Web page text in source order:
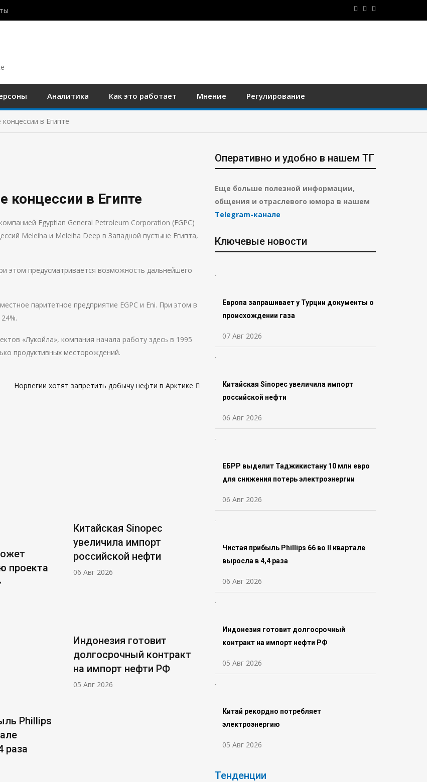
Аналитика Как это работает Мнение Регулирование
в Египте
концессии в Египте
Egyptian General Petroleum Corporation (EGPC)
Meleiha и Meleiha Deep в Западной пустыне Египта,
этом предусматривается возможность дальнейшего
паритетное предприятие EGPC и Eni. При этом в
«Лукойла», компания начала работу здесь в 1995
продуктивных месторождений.
Норвегии хотят запретить добычу нефти в Арктике
проекта
Китайская Sinopec
увеличила импорт
российской нефти
06 Авг 2026
Phillips
раза
Индонезия готовит
долгосрочный контракт
на импорт нефти РФ
05 Авг 2026
Оперативно и удобно в нашем ТГ
Еще больше полезной информации,
общения и отраслевого юмора в нашем
Telegram-канале
Ключевые новости
Европа запрашивает у Турции документы о
происхождении газа
07 Авг 2026
Китайская Sinopec увеличила импорт
российской нефти
06 Авг 2026
ЕБРР выделит Таджикистану 10 млн евро
для снижения потерь электроэнергии
06 Авг 2026
Чистая прибыль Phillips 66 во ll квартале
выросла в 4,4 раза
06 Авг 2026
Индонезия готовит долгосрочный
контракт на импорт нефти РФ
05 Авг 2026
Китай рекордно потребляет
электроэнергию
05 Авг 2026
Тенденции